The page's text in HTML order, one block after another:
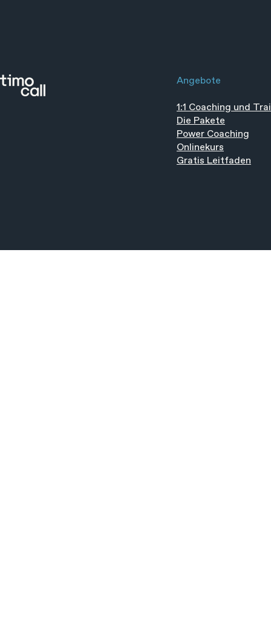
Life-
bewältigst
Resilienz
Angebote
1:1 Coaching und
Die Pakete
Power Coaching
Onlinekurs
Gratis Leitfaden